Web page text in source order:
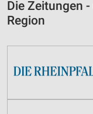
Die Zeitungen
Region